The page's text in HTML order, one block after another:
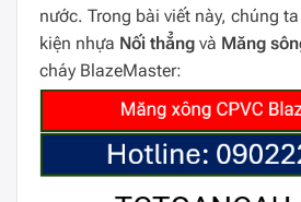
nước. Trong bài viết này, chúng
kiện nhựa Nối thẳng và Măng
cháy BlazeMaster: